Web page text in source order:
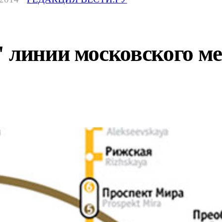
московского